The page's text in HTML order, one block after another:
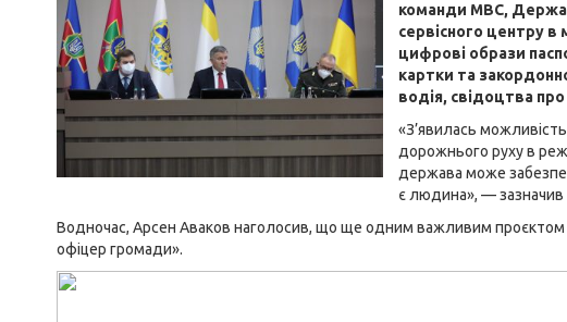
команди МВС,
сервісного центру
цифрові образи
картки та
водія, свідоцтва
«З’явилась
дорожнього руху в
держава може
є людина», — зазначив
Водночас, Арсен Аваков наголосив, що ще одним важливим проєктом
офіцер громади».